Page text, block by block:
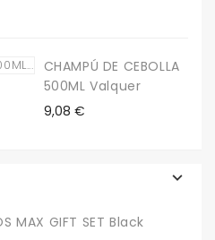
CHAMPÚ DE CEBOLLA
500ML Valquer
Precio
9,08 €

MAX GIFT SET Black